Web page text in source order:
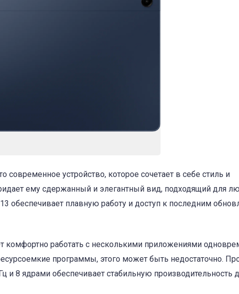
современное устройство, которое сочетает в себе стиль и
ему сдержанный и элегантный вид, подходящий для
обеспечивает плавную работу и доступ к последним
комфортно работать с несколькими приложениями
программы, этого может быть недостаточно.
и 8 ядрами обеспечивает стабильную производительность